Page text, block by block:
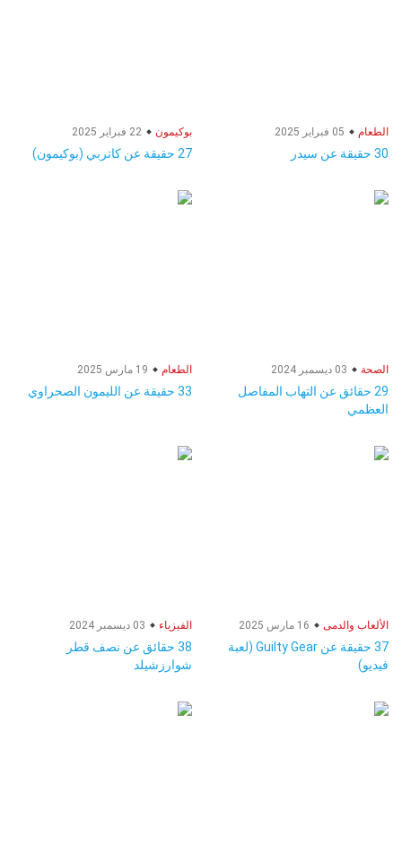
الطعام
30 حقيقة عن سيدر
بوكيمون
27 حقيقة عن كاتربي (بوكيمون)
الصحة
29 حقائق عن التهاب المفاصل
العظمي
الطعام
33 حقيقة عن الليمون الصحراوي
الألعاب والدمى
37 حقيقة عن Guilty Gear (لعبة
فيديو)
الفيزياء
38 حقائق عن نصف قطر
شوارزشيلد